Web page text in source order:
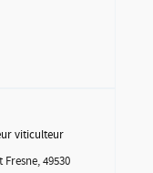
viticulteur
49530